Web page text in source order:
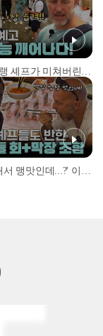
[예고] 미슐랭 셰프가 미쳐버린 이유! 본능이 깨어난 사건은?